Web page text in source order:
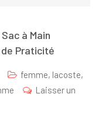
à Main
Praticité
femme, lacoste,
Laisser un